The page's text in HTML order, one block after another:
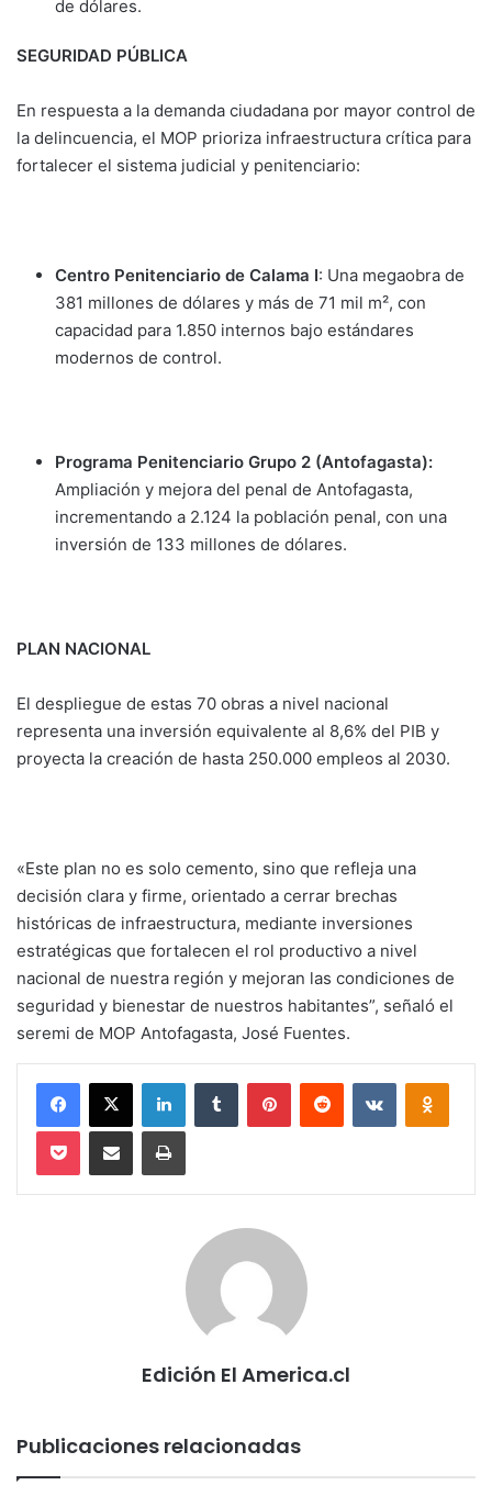
de dólares.
SEGURIDAD PÚBLICA
En respuesta a la demanda ciudadana por mayor control de
la delincuencia, el MOP prioriza infraestructura crítica para
fortalecer el sistema judicial y penitenciario:
Centro Penitenciario de Calama I: Una megaobra de
381 millones de dólares y más de 71 mil m², con
capacidad para 1.850 internos bajo estándares
modernos de control.
Programa Penitenciario Grupo 2 (Antofagasta):
Ampliación y mejora del penal de Antofagasta,
incrementando a 2.124 la población penal, con una
inversión de 133 millones de dólares.
PLAN NACIONAL
El despliegue de estas 70 obras a nivel nacional
representa una inversión equivalente al 8,6% del PIB y
proyecta la creación de hasta 250.000 empleos al 2030.
«Este plan no es solo cemento, sino que refleja una
decisión clara y firme, orientado a cerrar brechas
históricas de infraestructura, mediante inversiones
estratégicas que fortalecen el rol productivo a nivel
nacional de nuestra región y mejoran las condiciones de
seguridad y bienestar de nuestros habitantes”, señaló el
seremi de MOP Antofagasta, José Fuentes.
Facebook
X LinkedInTumblr PinterestReddit VKontakte
Pocket Compartir via email Imprimir
Edición El America.cl
Publicaciones relacionadas